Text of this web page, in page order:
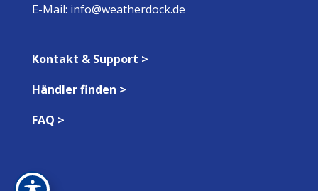
E-Mail: info@weatherdock.de
Kontakt & Support >
Händler finden >
FAQ >